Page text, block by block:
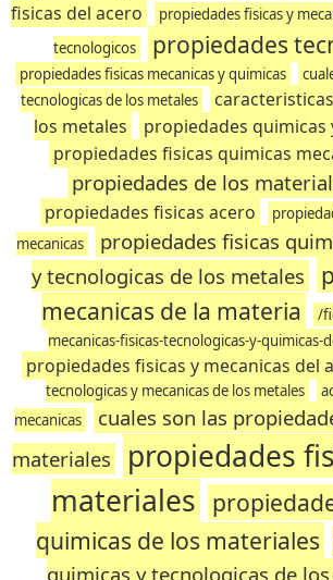
fisicas del acero
propiedades fisicas y
tecnologicos
propiedades
propiedades fisicas mecanicas y quimicas
tecnologicas de los metales
los metales
propiedades quimicas
propiedades fisicas quimicas
propiedades de los
propiedades fisicas acero
mecanicas
propiedades fisicas
y tecnologicas de los metales
mecanicas de la materia
/
mecanicas-fisicas-tecnologicas-y-quimicas-
propiedades fisicas y mecanicas del
tecnologicas y mecanicas de los metales
mecanicas
cuales son las
materiales
propiedades
materiales
quimicas de los materiales
quimicas y tecnologicas de